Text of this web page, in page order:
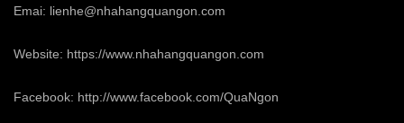
Emai: lienhe@nhahangquangon.com
Website: https://www.nhahangquangon.com
Facebook: http://www.facebook.com/QuaNgon